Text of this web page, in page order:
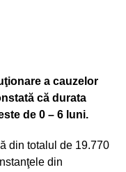
a cauzelor
că durata
de 0 – 6 luni.
din totalul de 19.770
din